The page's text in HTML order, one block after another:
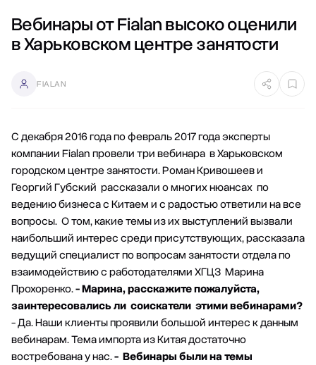
Вебинары от Fialan высоко оценили
в Харьковском центре занятости
FIALAN
С декабря 2016 года по февраль 2017 года эксперты
компании Fialan провели три вебинара в Харьковском
городском центре занятости. Роман Кривошеев и
Георгий Губский рассказали о многих нюансах по
ведению бизнеса с Китаем и с радостью ответили на все
вопросы. О том, какие темы из их выступлений вызвали
наибольший интерес среди присутствующих, рассказала
ведущий специалист по вопросам занятости отдела по
взаимодействию с работодателями ХГЦЗ Марина
Прохоренко.- Марина, расскажите пожалуйста,
заинтересовались ли соискатели этими вебинарами?
- Да. Наши клиенты проявили большой интерес к данным
вебинарам. Тема импорта из Китая достаточно
востребована у нас.- Вебинары были на темы